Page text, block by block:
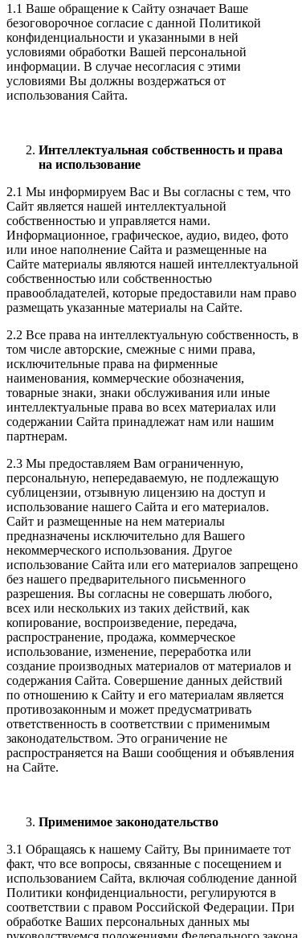
1.1 Ваше обращение к Сайту означает Ваше
безоговорочное согласие с данной Политикой
конфиденциальности и указанными в ней
условиями обработки Вашей персональной
информации. В случае несогласия с этими
условиями Вы должны воздержаться от
использования Сайта.
Интеллектуальная собственность и права
на использование
2.1 Мы информируем Вас и Вы согласны с тем, что
Сайт является нашей интеллектуальной
собственностью и управляется нами.
Информационное, графическое, аудио, видео, фото
или иное наполнение Сайта и размещенные на
Сайте материалы являются нашей интеллектуальной
собственностью или собственностью
правообладателей, которые предоставили нам право
размещать указанные материалы на Сайте.
2.2 Все права на интеллектуальную собственность, в
том числе авторские, смежные с ними права,
исключительные права на фирменные
наименования, коммерческие обозначения,
товарные знаки, знаки обслуживания или иные
интеллектуальные права во всех материалах или
содержании Сайта принадлежат нам или нашим
партнерам.
2.3 Мы предоставляем Вам ограниченную,
персональную, непередаваемую, не подлежащую
сублицензии, отзывную лицензию на доступ и
использование нашего Сайта и его материалов.
Сайт и размещенные на нем материалы
предназначены исключительно для Вашего
некоммерческого использования. Другое
использование Сайта или его материалов запрещено
без нашего предварительного письменного
разрешения. Вы согласны не совершать любого,
всех или нескольких из таких действий, как
копирование, воспроизведение, передача,
распространение, продажа, коммерческое
использование, изменение, переработка или
создание производных материалов от материалов и
содержания Сайта. Совершение данных действий
по отношению к Сайту и его материалам является
противозаконным и может предусматривать
ответственность в соответствии с применимым
законодательством. Это ограничение не
распространяется на Ваши сообщения и объявления
на Сайте.
Применимое законодательство
3.1 Обращаясь к нашему Сайту, Вы принимаете тот
факт, что все вопросы, связанные с посещением и
использованием Сайта, включая соблюдение данной
Политики конфиденциальности, регулируются в
соответствии с правом Российской Федерации. При
обработке Ваших персональных данных мы